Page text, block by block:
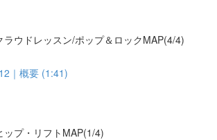
ラウドレッスン/ポップ＆ロックMAP(4/4)
｜概要 (1:41)
ップ・リフトMAP(1/4)